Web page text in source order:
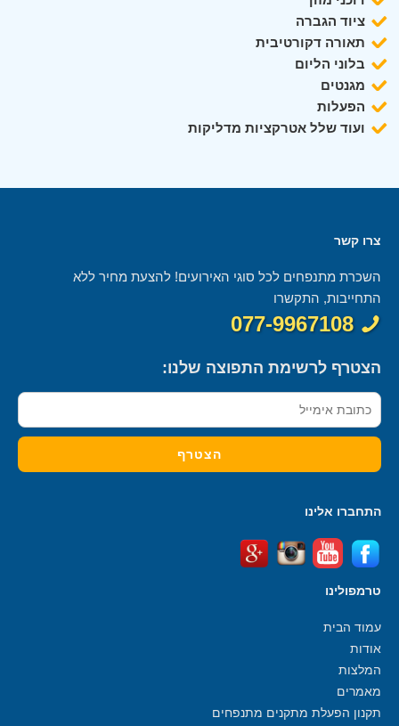
ציוד הגברה
תאורה דקורטיבית
בלוני הליום
מגנטים
הפעלות
ועוד שלל אטרקציות מדליקות
צרו קשר
השכרת מתנפחים לכל סוגי האירועים! להצעת מחיר ללא
התחייבות, התקשרו
077-9967108
הצטרף לרשימת התפוצה שלנו:
התחברו אלינו
טרמפולינו
עמוד הבית
אודות
המלצות
מאמרים
תקנון הפעלת מתקנים מתנפחים